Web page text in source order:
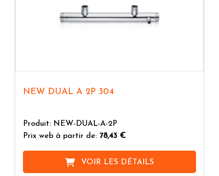
NEW DUAL A 2P 304
Produit: NEW-DUAL-A-2P
Prix web à partir de: 78,43 €
VOIR LES DÉTAILS